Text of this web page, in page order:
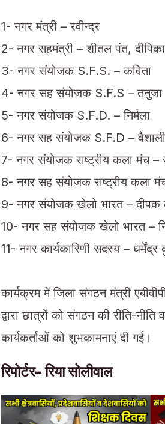
1- नगर मंत्री – रवीन्द्र
2- नगर सहमंत्री – शीतल पंत,
3- नगर संयोजक S.F.S. – कविता
4- नगर सह संयोजक S.F.S – तनुजा
5- नगर संयोजक S.F.D. – निर्मला
6- नगर सह संयोजक S.F.D – वैशाली
7- नगर संयोजक राष्ट्रीय कला मंच –
8- नगर सह संयोजक राष्ट्रीय कला
9- नगर संयोजक खेलो भारत – दीपक
10- नगर सह संयोजक खेलो भारत –
11- नगर कार्यकारिणी सदस्य –
कार्यक्रम में जिला संगठन मंत्री
द्वारा छात्रों को संगठन की रीति-
कार्यकर्ताओं को शुभकामनाएं दी गई।
रिपोर्टर- रिया सोलीवाल